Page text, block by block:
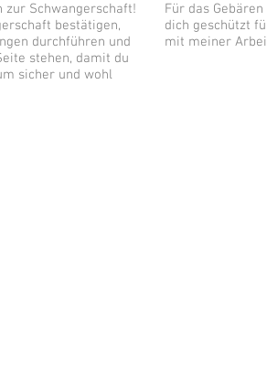
zur Schwangerschaft!
bestätigen,
durchführen und
stehen, damit du
sicher und wohl
Für das
dich geschützt
mit meiner